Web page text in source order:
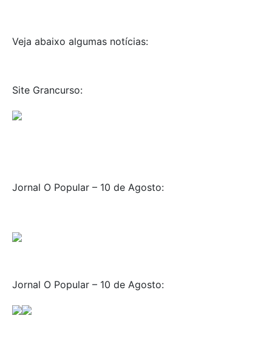
Veja abaixo algumas notícias:
Site Grancurso:
Jornal O Popular – 10 de Agosto:
Jornal O Popular – 10 de Agosto: